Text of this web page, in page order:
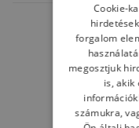
Cookie-
forgalom
megosztjuk
is, akik
számukra,